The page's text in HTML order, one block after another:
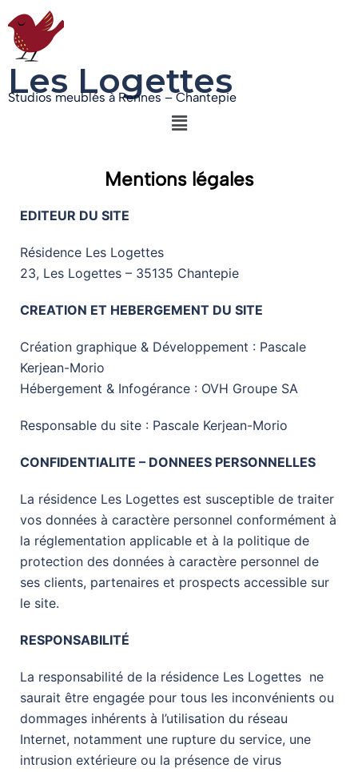
Les Logettes
Studios meublés à Rennes – Chantepie
Mentions légales
EDITEUR DU SITE
Résidence Les Logettes
23, Les Logettes – 35135 Chantepie
CREATION ET HEBERGEMENT DU SITE
Création graphique & Développement : Pascale
Kerjean-Morio
Hébergement & Infogérance : OVH Groupe SA
Responsable du site : Pascale Kerjean-Morio
CONFIDENTIALITE – DONNEES PERSONNELLES
La résidence Les Logettes est susceptible de traiter
vos données à caractère personnel conformément à
la réglementation applicable et à la politique de
protection des données à caractère personnel de
ses clients, partenaires et prospects accessible sur
le site.
RESPONSABILITÉ
La responsabilité de la résidence Les Logettes ne
saurait être engagée pour tous les inconvénients ou
dommages inhérents à l’utilisation du réseau
Internet, notamment une rupture du service, une
intrusion extérieure ou la présence de virus